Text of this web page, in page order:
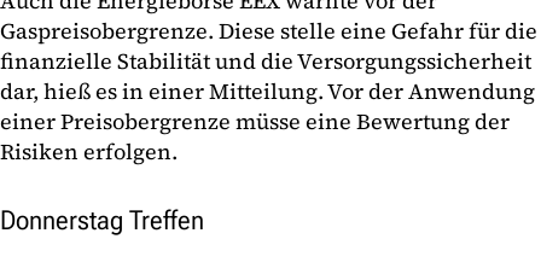
Gaspreisobergrenze. Diese stelle eine Gefahr für die
finanzielle Stabilität und die Versorgungssicherheit
dar, hieß es in einer Mitteilung. Vor der Anwendung
einer Preisobergrenze müsse eine Bewertung der
Risiken erfolgen.
Donnerstag Treffen